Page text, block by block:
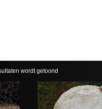
wordt getoond